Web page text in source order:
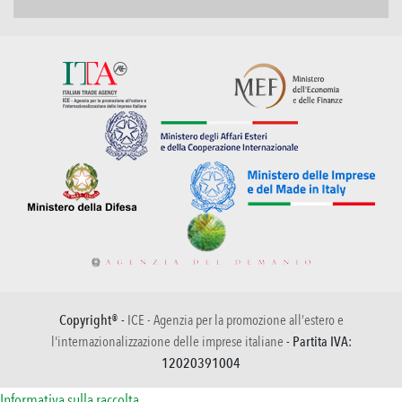
Copyright® - ICE - Agenzia per la promozione all’estero e
l'internazionalizzazione delle imprese italiane - Partita IVA:
12020391004